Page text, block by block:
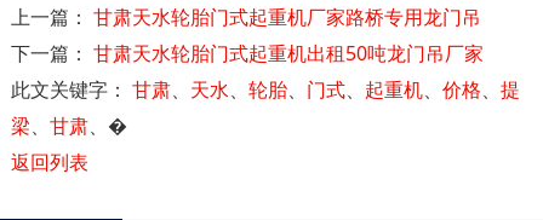
上一篇： 甘肃天水轮胎门式起重机厂家路桥专用龙门吊
下一篇： 甘肃天水轮胎门式起重机出租50吨龙门吊厂家
此文关键字： 甘肃、 天水、 轮胎、 门式、 起重机、 价格、 提
梁、 甘肃、 �
返回列表